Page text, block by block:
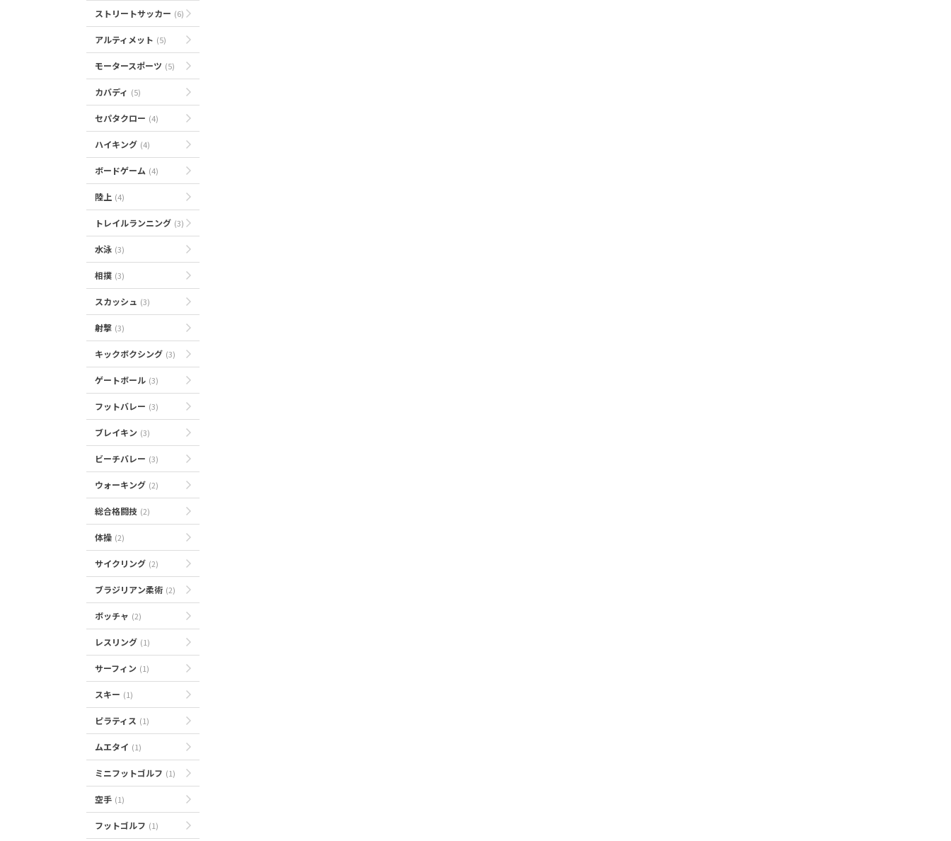
ストリートサッカー (6)
アルティメット (5)
モータースポーツ (5)
カバディ (5)
セパタクロー (4)
ハイキング (4)
ボードゲーム (4)
陸上 (4)
トレイルランニング (3)
水泳 (3)
相撲 (3)
スカッシュ (3)
射撃 (3)
キックボクシング (3)
ゲートボール (3)
フットバレー (3)
ブレイキン (3)
ビーチバレー (3)
ウォーキング (2)
総合格闘技 (2)
体操 (2)
サイクリング (2)
ブラジリアン柔術 (2)
ボッチャ (2)
レスリング (1)
サーフィン (1)
スキー (1)
ピラティス (1)
ムエタイ (1)
ミニフットゴルフ (1)
空手 (1)
フットゴルフ (1)